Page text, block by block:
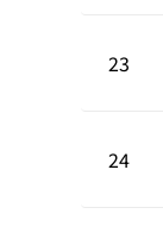
23
24